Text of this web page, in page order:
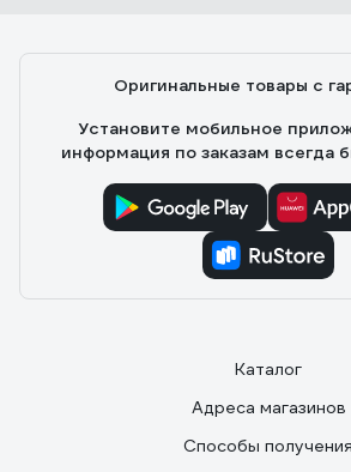
Оригинальные товары с
Установите мобильное
информация по заказам всегда
Каталог
Адреса магазинов
Способы получения